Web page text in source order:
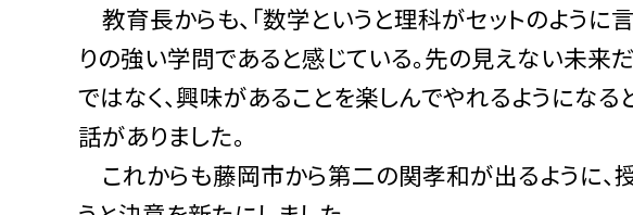
教育長からも、「数学というと理科がセットのように
りの強い学問であると感じている。先の見えない未来
ではなく、興味があることを楽しんでやれるようにな
話がありました。
これからも藤岡市から第二の関孝和が出るように、